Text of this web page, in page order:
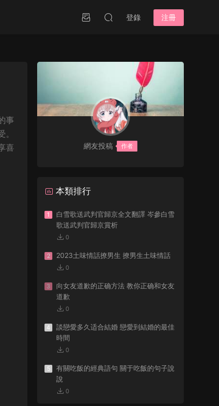
登錄 注冊
事
喜
網友投稿 作者
本類排行
1
白雪歌送武判官歸京全文翻譯 岑參白雪
歌送武判官歸京賞析
0
2 2023土味情話撩男生 撩男生土味情話
0
3
向女友道歉的正确方法 教你正确和女友
道歉
0
4
談戀愛多久适合結婚 戀愛到結婚的最佳
時間
0
5
有關吃飯的經典語句 關于吃飯的句子說
說
0